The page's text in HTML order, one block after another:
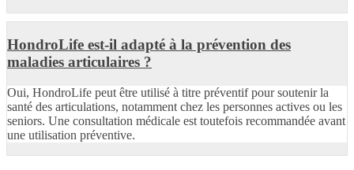
HondroLife est-il adapté à la prévention des
maladies articulaires ?
Oui, HondroLife peut être utilisé à titre préventif pour soutenir la
santé des articulations, notamment chez les personnes actives ou les
seniors. Une consultation médicale est toutefois recommandée avant
une utilisation préventive.